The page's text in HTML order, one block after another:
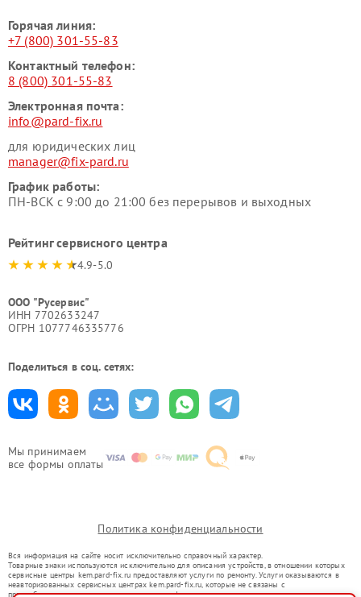
Мы принимаем
все формы оплаты
Горячая линия:
+7 (800) 301-55-83
Контактный телефон:
8 (800) 301-55-83
Электронная почта:
info@pard-fix.ru
для юридических лиц
manager@fix-pard.ru
График работы:
ПН-ВСК с 9:00 до 21:00 без перерывов и выходных
Рейтинг сервисного центра
4.9-5.0
ООО "Русервис"
ИНН 7702633247
ОГРН 1077746335776
Поделиться в соц. сетях:
Политика конфиденциальности
Вся информация на сайте носит исключительно справочный характер.
Товарные знаки используются исключительно для описания устройств, в отношении которых
сервисные центры kem.pard-fix.ru предоставляют услуги по ремонту. Услуги оказываются в
неавторизованных сервисных центрах kem.pard-fix.ru, которые не связаны с
правообладателями товарных знаков или их официальными представителями.